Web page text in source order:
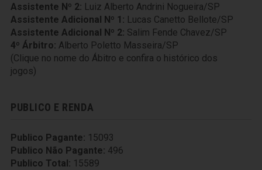
Assistente Nº 2: Luiz Alberto Andrini Nogueira/SP
Assistente Adicional Nº 1: Lucas Canetto Bellote/SP
Assistente Adicional Nº 2: Salim Fende Chavez/SP
4º Árbitro: Alberto Poletto Masseira/SP
(Clique no nome do Ábitro e confira o histórico dos
jogos)
PUBLICO E RENDA
Publico Pagante: 15093
Publico Não Pagante: 496
Publico Total: 15589